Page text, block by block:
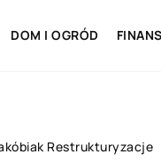
DOM I OGRÓD
Restrukturyzacje